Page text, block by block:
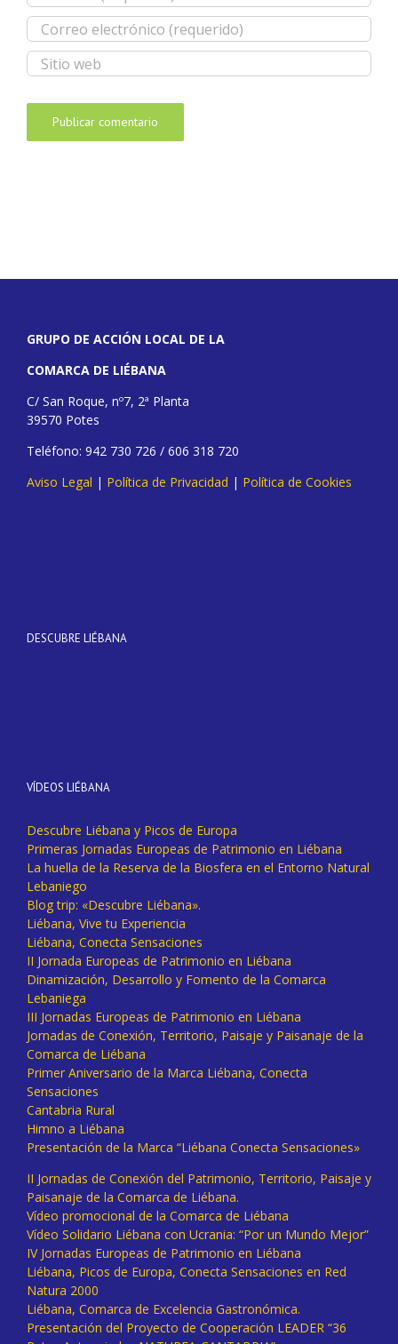
GRUPO DE ACCIÓN LOCAL DE LA
COMARCA DE LIÉBANA
C/ San Roque, nº7, 2ª Planta
39570 Potes
Teléfono: 942 730 726 / 606 318 720
Aviso Legal | Política de Privacidad | Política de Cookies
DESCUBRE LIÉBANA
VÍDEOS LIÉBANA
Descubre Liébana y Picos de Europa
Primeras Jornadas Europeas de Patrimonio en Liébana
La huella de la Reserva de la Biosfera en el Entorno Natural
Lebaniego
Blog trip: «Descubre Liébana».
Liébana, Vive tu Experiencia
Liébana, Conecta Sensaciones
II Jornada Europeas de Patrimonio en Liébana
Dinamización, Desarrollo y Fomento de la Comarca
Lebaniega
III Jornadas Europeas de Patrimonio en Liébana
Jornadas de Conexión, Territorio, Paisaje y Paisanaje de la
Comarca de Liébana
Primer Aniversario de la Marca Liébana, Conecta
Sensaciones
Cantabria Rural
Himno a Liébana
Presentación de la Marca “Liébana Conecta Sensaciones»
II Jornadas de Conexión del Patrimonio, Territorio, Paisaje y
Paisanaje de la Comarca de Liébana.
Vídeo promocional de la Comarca de Liébana
Vídeo Solidario Liébana con Ucrania: “Por un Mundo Mejor”
IV Jornadas Europeas de Patrimonio en Liébana
Liébana, Picos de Europa, Conecta Sensaciones en Red
Natura 2000
Liébana, Comarca de Excelencia Gastronómica.
Presentación del Proyecto de Cooperación LEADER “36